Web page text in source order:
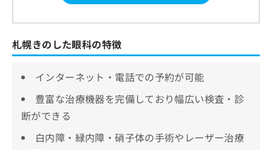
札幌きのした眼科の特徴
インターネット・電話での予約が可能
豊富な治療機器を完備しており幅広い検査・診
断ができる
白内障・緑内障・硝子体の手術やレーザー治療